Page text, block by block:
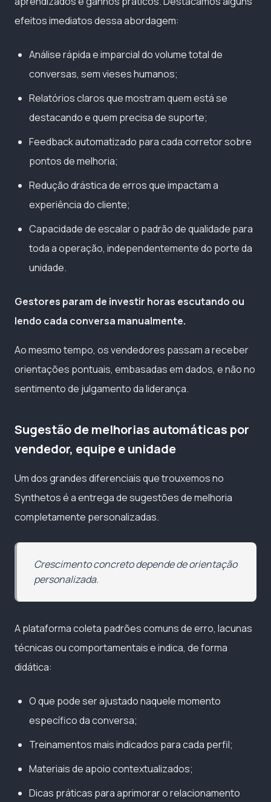
efeitos imediatos dessa abordagem:
Análise rápida e imparcial do volume total de
conversas, sem vieses humanos;
Relatórios claros que mostram quem está se
destacando e quem precisa de suporte;
Feedback automatizado para cada corretor sobre
pontos de melhoria;
Redução drástica de erros que impactam a
experiência do cliente;
Capacidade de escalar o padrão de qualidade para
toda a operação, independentemente do porte da
unidade.
Gestores param de investir horas escutando ou
lendo cada conversa manualmente.
Ao mesmo tempo, os vendedores passam a receber
orientações pontuais, embasadas em dados, e não no
sentimento de julgamento da liderança.
Sugestão de melhorias automáticas por
vendedor, equipe e unidade
Um dos grandes diferenciais que trouxemos no
Synthetos é a entrega de sugestões de melhoria
completamente personalizadas.
Crescimento concreto depende de orientação
personalizada.
A plataforma coleta padrões comuns de erro, lacunas
técnicas ou comportamentais e indica, de forma
didática:
O que pode ser ajustado naquele momento
específico da conversa;
Treinamentos mais indicados para cada perfil;
Materiais de apoio contextualizados;
Dicas práticas para aprimorar o relacionamento